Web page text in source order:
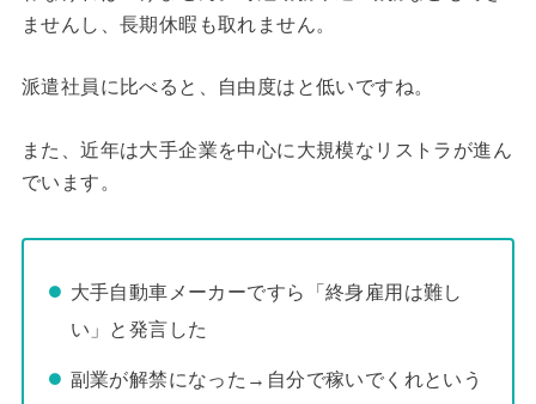
ませんし、長期休暇も取れません。
派遣社員に比べると、自由度はと低いですね。
また、近年は大手企業を中心に大規模なリストラが進ん
でいます。
大手自動車メーカーですら「終身雇用は難し
い」と発言した
副業が解禁になった→自分で稼いでくれという